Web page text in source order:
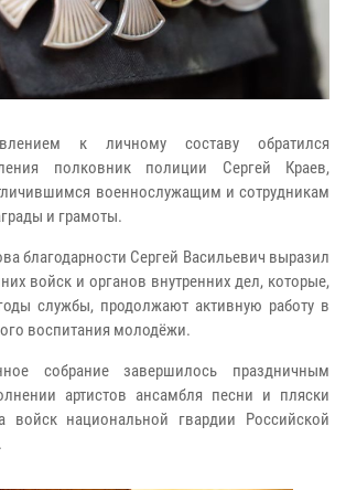
к личному составу обратился
полковник полиции Сергей Краев,
военнослужащим и сотрудникам
и грамоты.
благодарности Сергей Васильевич выразил
войск и органов внутренних дел, которые,
службы, продолжают активную работу в
воспитания молодёжи.
собрание завершилось праздничным
артистов ансамбля песни и пляски
войск национальной гвардии Российской